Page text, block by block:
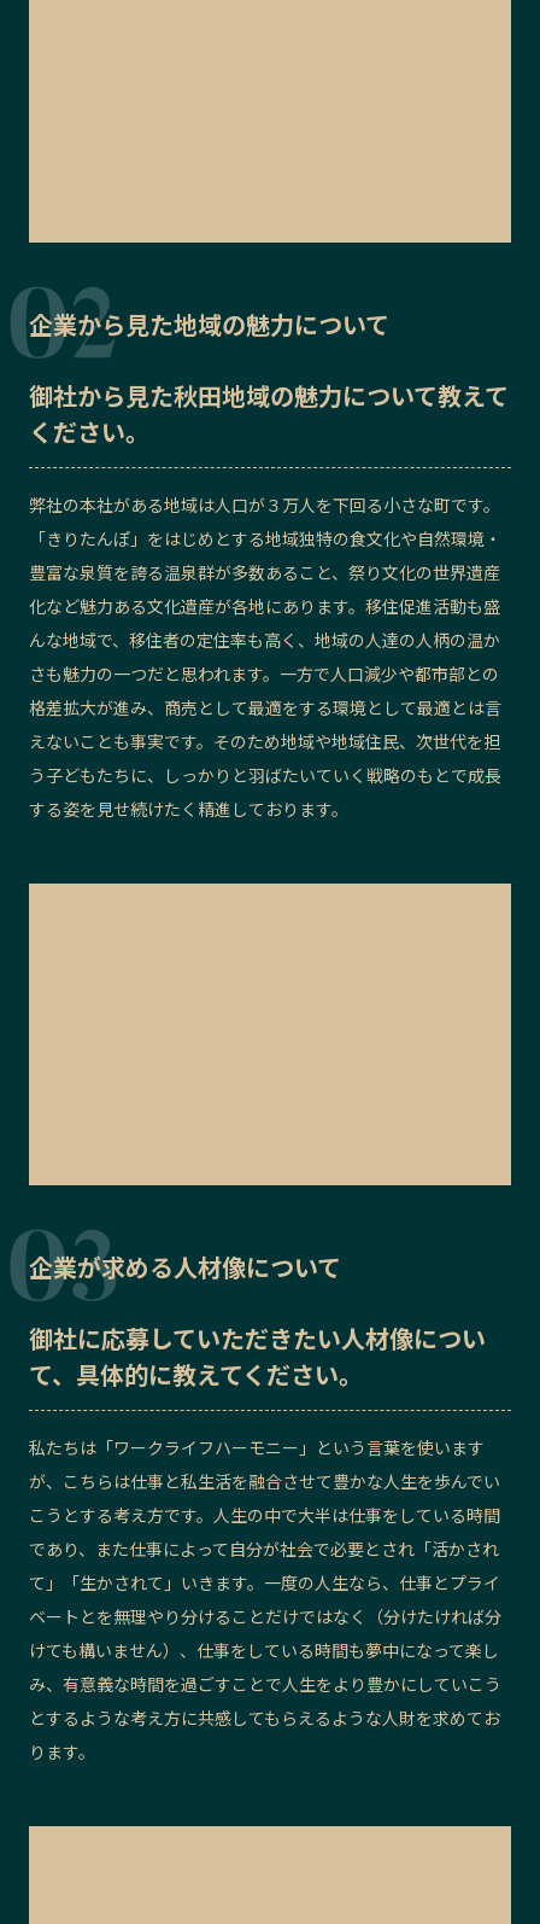
企業から見た地域の魅力について
御社から見た秋田地域の魅力について教えて
ください。
弊社の本社がある地域は人口が３万人を下回る小さな町です。
「きりたんぽ」をはじめとする地域独特の食文化や自然環境・
豊富な泉質を誇る温泉群が多数あること、祭り文化の世界遺産
化など魅力ある文化遺産が各地にあります。移住促進活動も盛
んな地域で、移住者の定住率も高く、地域の人達の人柄の温か
さも魅力の一つだと思われます。一方で人口減少や都市部との
格差拡大が進み、商売として最適をする環境として最適とは言
えないことも事実です。そのため地域や地域住民、次世代を担
う子どもたちに、しっかりと羽ばたいていく戦略のもとで成長
する姿を見せ続けたく精進しております。
企業が求める人材像について
御社に応募していただきたい人材像につい
て、具体的に教えてください。
私たちは「ワークライフハーモニー」という言葉を使います
が、こちらは仕事と私生活を融合させて豊かな人生を歩んでい
こうとする考え方です。人生の中で大半は仕事をしている時間
であり、また仕事によって自分が社会で必要とされ「活かされ
て」「生かされて」いきます。一度の人生なら、仕事とプライ
ベートとを無理やり分けることだけではなく（分けたければ分
けても構いません）、仕事をしている時間も夢中になって楽し
み、有意義な時間を過ごすことで人生をより豊かにしていこう
とするような考え方に共感してもらえるような人財を求めてお
ります。